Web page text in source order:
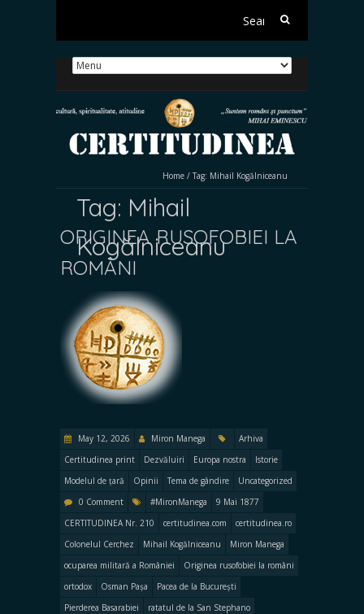
Search
Home / Tag: Mihail Kogălniceanu
Tag: Mihail
Kogălniceanu
ORIGINEA RUSOFOBIEI LA
ROMÂNI
May 12, 2026 Miron Manega
Arhiva
Certitudinea print
Dezvăluiri Europa nostra
Istorie
Modelul de țară
Opinii Tema de gândire
Uncategorized
0 Comment
#MironManega
9 Mai 1877
CERTITUDINEA Nr. 210
certitudinea.com
certitudinea.ro
Colonelul Cerchez
Mihail Kogălniceanu
Miron Manega
ocuparea militară a României
Originea rusofobiei la români
ortodox
Osman Pașa
Pacea de la București
Pierderea Basarabiei
ratatul de la San Stephano